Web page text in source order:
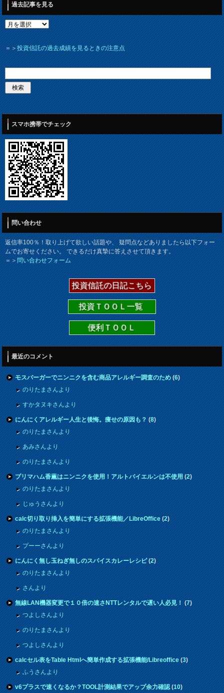
過去記事を見る
＝＞投資信託の過去成績を見るときの注意点
スマホ携帯でチェック
問い合わせ
返信率100％！取り上げて欲しい話題や、 疑問点などありましたら以下フォー
ムでお寄せください。 できるだけ真摯に答えさせて頂きます。
＝＞問い合わせフォーム
投資信託の日記こちら
投資ＴＯＯＬ一覧
便利ＴＯＯＬ
最近のコメント
モスバーガーでニンニクを含む商品アレルギー調査のため(6)
のりたまさんより
すかタヌキさんより
にんにくアレルギー人生と後悔。痩せの原因も？(8)
のりたまさんより
あみさんより
のりたまさんより
プリマハム香薫はニンニクを使用！アルトバイエルンは不使用(2)
のりたまさんより
じゅうさんより
calc切り取り挿入を簡単にする拡張機能／LibreOffice(2)
のりたまさんより
プーーさんより
にんにく無し玉ねぎ無しのスパイスカレーレシピ(2)
のりたまさんより
さんより
無線LAN機器変更で１０倍の速さNTTレンタルで遅い人必見！(7)
つよしさんより
のりたまさんより
つよしさんより
calcセル表をTable Htmlへ簡単作成する拡張機能/Libreoffice(3)
ふうさんより
v6プラスで速くなるか？TOOL計測結果でアップ余力確認(10)